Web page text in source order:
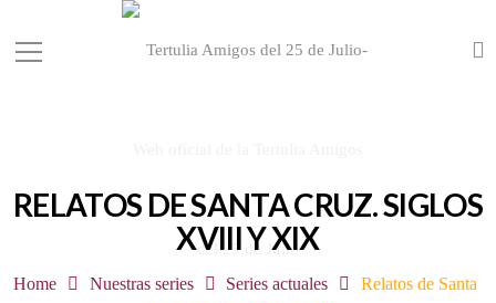
RELATOS DE SANTA CRUZ. SIGLOS
XVIII Y XIX
Home Nuestras series Series actuales
Relatos de Santa